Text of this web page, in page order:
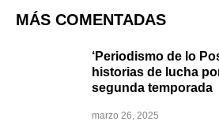
MÁS COMENTADAS
‘Periodismo de lo
historias de lucha
segunda temporada
marzo 26, 2025